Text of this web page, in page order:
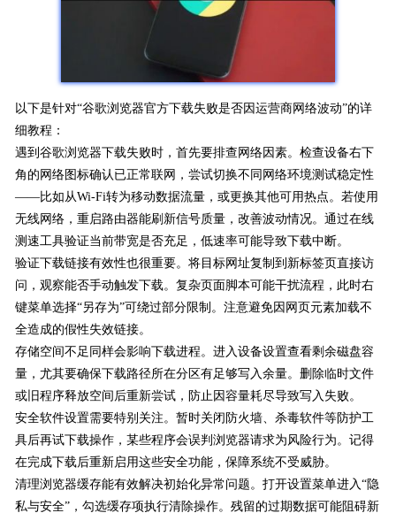
以下是针对“谷歌浏览器官方下载失败是否因运营商网络波动”的详
细教程：
遇到谷歌浏览器下载失败时，首先要排查网络因素。检查设备右下
角的网络图标确认已正常联网，尝试切换不同网络环境测试稳定性
——比如从Wi-Fi转为移动数据流量，或更换其他可用热点。若使用
无线网络，重启路由器能刷新信号质量，改善波动情况。通过在线
测速工具验证当前带宽是否充足，低速率可能导致下载中断。
验证下载链接有效性也很重要。将目标网址复制到新标签页直接访
问，观察能否手动触发下载。复杂页面脚本可能干扰流程，此时右
键菜单选择“另存为”可绕过部分限制。注意避免因网页元素加载不
全造成的假性失效链接。
存储空间不足同样会影响下载进程。进入设备设置查看剩余磁盘容
量，尤其要确保下载路径所在分区有足够写入余量。删除临时文件
或旧程序释放空间后重新尝试，防止因容量耗尽导致写入失败。
安全软件设置需要特别关注。暂时关闭防火墙、杀毒软件等防护工
具后再试下载操作，某些程序会误判浏览器请求为风险行为。记得
在完成下载后重新启用这些安全功能，保障系统不受威胁。
清理浏览器缓存能有效解决初始化异常问题。打开设置菜单进入“隐
私与安全”，勾选缓存项执行清除操作。残留的过期数据可能阻碍新